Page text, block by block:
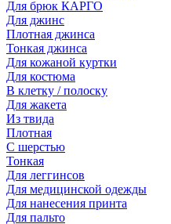
Для брюк КАРГО
Для джинс
Плотная джинса
Тонкая джинса
Для кожаной куртки
Для костюма
В клетку / полоску
Для жакета
Из твида
Плотная
С шерстью
Тонкая
Для леггинсов
Для медицинской одежды
Для нанесения принта
Для пальто